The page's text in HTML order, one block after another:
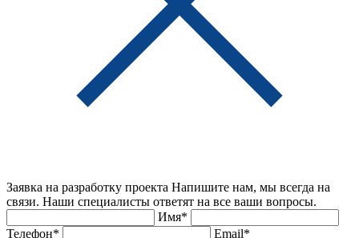
Заявка на разработку проекта Напишите нам, мы всегда на
связи. Наши специалисты ответят на все ваши вопросы.
Имя*
Телефон*
Email*